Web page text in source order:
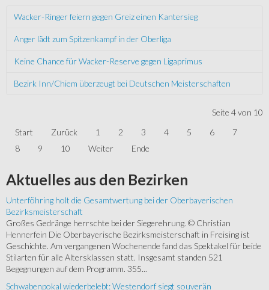
Wacker-Ringer feiern gegen Greiz einen Kantersieg
Anger lädt zum Spitzenkampf in der Oberliga
Keine Chance für Wacker-Reserve gegen Ligaprimus
Bezirk Inn/Chiem überzeugt bei Deutschen Meisterschaften
Seite 4 von 10
Start
Zurück 1 2 3 4 5 6
7
8
9 10 Weiter Ende
Aktuelles aus den Bezirken
Unterföhring holt die Gesamtwertung bei der Oberbayerischen
Bezirksmeisterschaft
Großes Gedränge herrschte bei der Siegerehrung. © Christian
Hennerfein Die Oberbayerische Bezirksmeisterschaft in Freising ist
Geschichte. Am vergangenen Wochenende fand das Spektakel für beide
Stilarten für alle Altersklassen statt. Insgesamt standen 521
Begegnungen auf dem Programm. 355...
Schwabenpokal wiederbelebt: Westendorf siegt souverän